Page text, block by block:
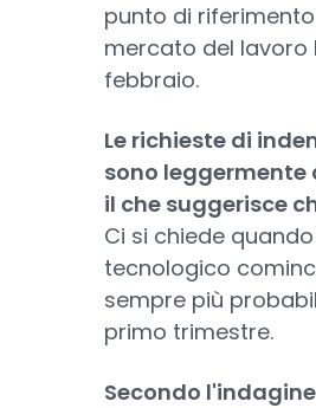
punto di
mercato del lavoro
febbraio.
Le richieste di
sono
il che suggerisce
Ci si chiede
tecnologico
sempre più
primo trimestre.
Secondo